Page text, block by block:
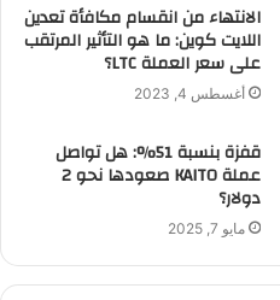
الانتهاء من انقسام مكافأة تعدين
اللايت كوين: ما هو التأثير المرتقب
على سعر العملة LTC؟
أغسطس 4, 2023
قفزة بنسبة 51%: هل تواصل
عملة KAITO صعودها نحو 2
دولار؟
مايو 7, 2025